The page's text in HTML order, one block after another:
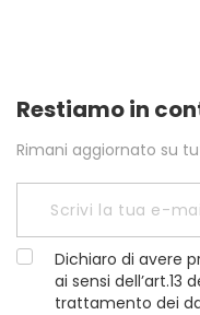
Restiamo in
Rimani aggiornato su
Dichiaro di avere
ai sensi dell’art.13
trattamento dei